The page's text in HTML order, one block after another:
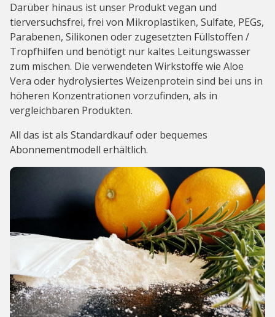
Darüber hinaus ist unser Produkt vegan und
tierversuchsfrei, frei von Mikroplastiken, Sulfate, PEGs,
Parabenen, Silikonen oder zugesetzten Füllstoffen /
Tropfhilfen und benötigt nur kaltes Leitungswasser
zum mischen. Die verwendeten Wirkstoffe wie Aloe
Vera oder hydrolysiertes Weizenprotein sind bei uns in
höheren Konzentrationen vorzufinden, als in
vergleichbaren Produkten.
All das ist als Standardkauf oder bequemes
Abonnementmodell erhältlich.